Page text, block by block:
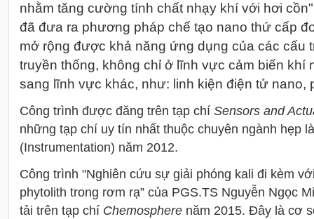
nhằm tăng cường tính chất nhạy khí với hơi
đã đưa ra phương pháp chế tạo nano thứ cấp
mở rộng được khả năng ứng dụng của các cấu
truyền thống, không chỉ ở lĩnh vực cảm biến khí
sang lĩnh vực khác, như: linh kiện điện tử nano,
Công trình được đăng trên tạp chí Sensors and
những tạp chí uy tín nhất thuộc chuyên ngành hẹp
(Instrumentation) năm 2012.
Công trình "Nghiên cứu sự giải phóng kali đi kèm
phytolith trong rơm rạ” của PGS.TS Nguyễn Ngọc
tải trên tạp chí Chemosphere năm 2015. Đây là cơ